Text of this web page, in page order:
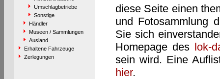
Umschlagbetriebe
Sonstige
Händler
Museen / Sammlungen
Ausland
Erhaltene Fahrzeuge
Zerlegungen
diese Seite einen
und Fotosammlung
Sie sich
Homepage des lok-
sein wird. Eine
hier.